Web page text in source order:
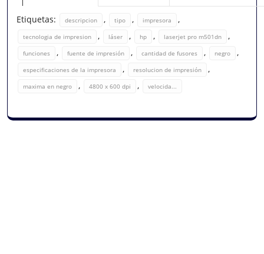
Etiquetas: descripcion , tipo , impresora ,
tecnologia de impresion , láser , hp , laserjet pro m501dn ,
funciones , fuente de impresión , cantidad de fusores , negro ,
especificaciones de la impresora , resolucion de impresión ,
maxima en negro , 4800 x 600 dpi , velocida...